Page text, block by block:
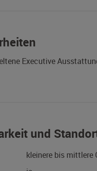
Executive
und
kleinere bis mittlere